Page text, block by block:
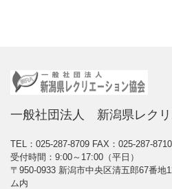
一般社団法人 新潟県レクリ
TEL：025-287-8709 FAX：025-287-8710
受付時間：9:00～17:00（平日）
〒950-0933 新潟市中央区清五郎67番地
ム内